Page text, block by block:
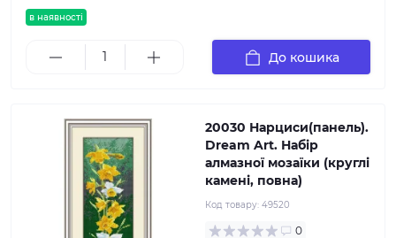
в наявності
До кошика
20030 Нарциси(панель).
Dream Art. Набір
алмазної мозаїки (круглі
камені, повна)
Код товару: 49520
0